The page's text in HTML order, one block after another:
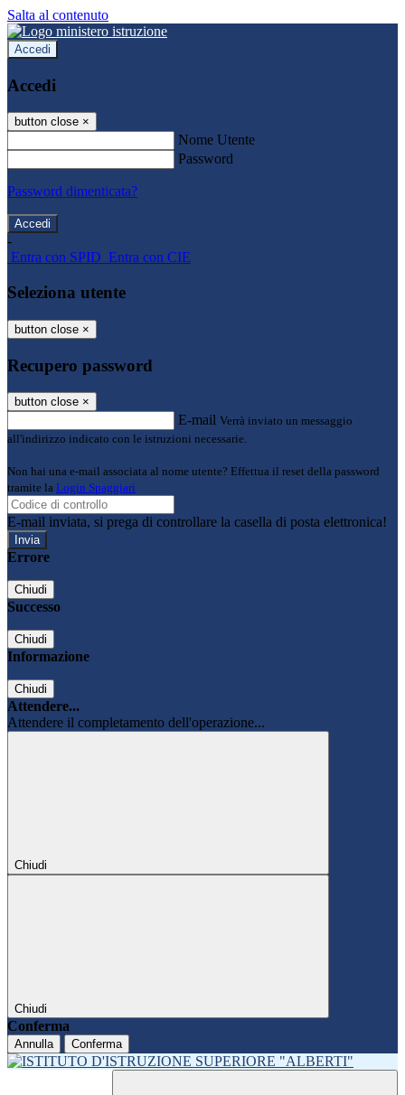
Salta al contenuto
Accedi
Accedi
button close ×
Nome Utente
Password
Password dimenticata?
-
Entra con SPID Entra con CIE
Seleziona utente
button close ×
Recupero password
button close ×
E-mail Verrà inviato un messaggio
all'indirizzo indicato con le istruzioni necessarie.
Non hai una e-mail associata al nome utente? Effettua il reset della password
tramite la Login Spaggiari
E-mail inviata, si prega di controllare la casella di posta elettronica!
Errore
Chiudi
Successo
Chiudi
Informazione
Chiudi
Attendere...
Attendere il completamento dell'operazione...
Chiudi
Chiudi
Conferma
Annulla Conferma